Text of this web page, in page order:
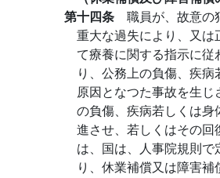
第十四条 職員が、故意の
重大な過失により、又は
て療養に関する指示に従
り、公務上の負傷、疾
原因となつた事故を生
の負傷、疾病若しくは身
進させ、若しくはその回
は、国は、人事院規則で
り、休業補償又は障害